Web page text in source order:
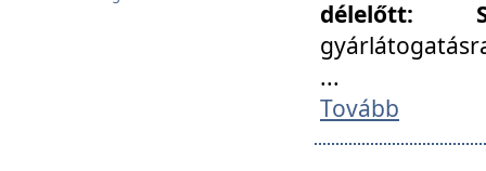
délelőtt:
...
Tovább